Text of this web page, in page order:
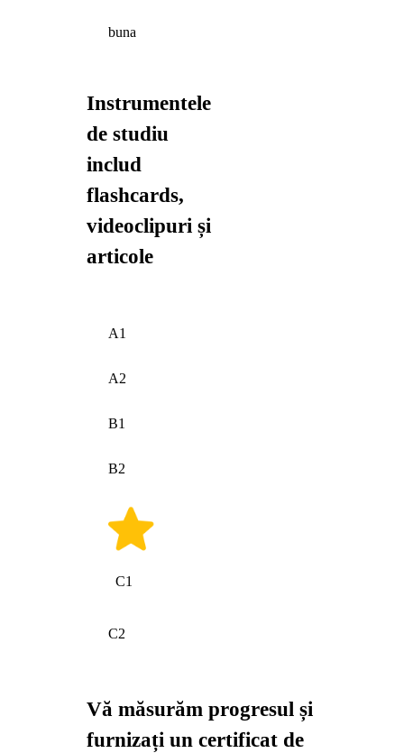
buna
Instrumentele
de studiu
includ
flashcards,
videoclipuri și
articole
A1
A2
B1
B2
C1
C2
Vă măsurăm progresul și
furnizați un certificat de